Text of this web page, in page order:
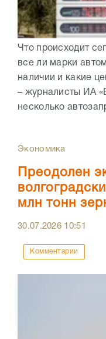
Что происходит
все ли марки
наличии и какие
– журналисты ИА
несколько
Экономика
Преодолен
млн тонн
30.07.2026 10:51
Комментарии